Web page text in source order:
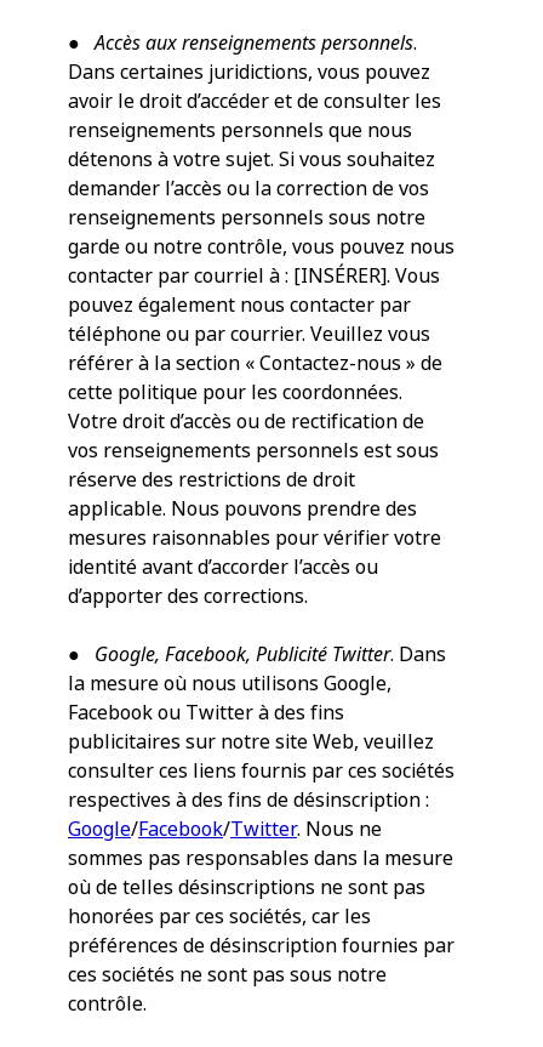
●Accès aux renseignements personnels.
Dans certaines juridictions, vous pouvez
avoir le droit d’accéder et de consulter les
renseignements personnels que nous
détenons à votre sujet. Si vous souhaitez
demander l’accès ou la correction de vos
renseignements personnels sous notre
garde ou notre contrôle, vous pouvez nous
contacter par courriel à : [INSÉRER]. Vous
pouvez également nous contacter par
téléphone ou par courrier. Veuillez vous
référer à la section « Contactez-nous » de
cette politique pour les coordonnées.
Votre droit d’accès ou de rectification de
vos renseignements personnels est sous
réserve des restrictions de droit
applicable. Nous pouvons prendre des
mesures raisonnables pour vérifier votre
identité avant d’accorder l’accès ou
d’apporter des corrections.
● Google, Facebook, Publicité Twitter. Dans
la mesure où nous utilisons Google,
Facebook ou Twitter à des fins
publicitaires sur notre site Web, veuillez
consulter ces liens fournis par ces sociétés
respectives à des fins de désinscription :
Google/Facebook/Twitter. Nous ne
sommes pas responsables dans la mesure
où de telles désinscriptions ne sont pas
honorées par ces sociétés, car les
préférences de désinscription fournies par
ces sociétés ne sont pas sous notre
contrôle.